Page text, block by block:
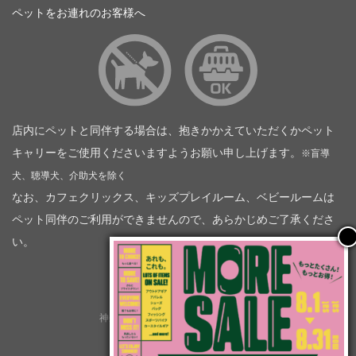
ペットをお連れのお客様へ
店内にペットと同伴する場合は、抱きかかえていただくかペット
キャリーをご使用くださいますようお願い申し上げます。
※盲導
犬、聴導犬、介助犬を除く
なお、カフェクリックス、キッズプレイルーム、ベビールームは
ペット同伴のご利用ができませんので、あらかじめご了承くださ
い。
神奈川トヨタ自動車（企業情報）
トヨタモビリティ神奈川
株式会社会社ＫＴグループ